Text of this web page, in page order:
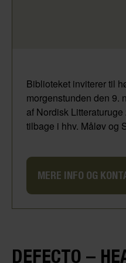
Biblioteket inviterer til
morgenstunden den 9.
af Nordisk
tilbage i hhv. Måløv og
MERE INFO OG
DEFECTO –